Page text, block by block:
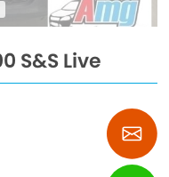
S&S Live